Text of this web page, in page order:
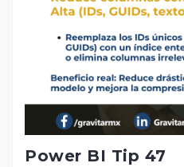
Power BI Tip 47